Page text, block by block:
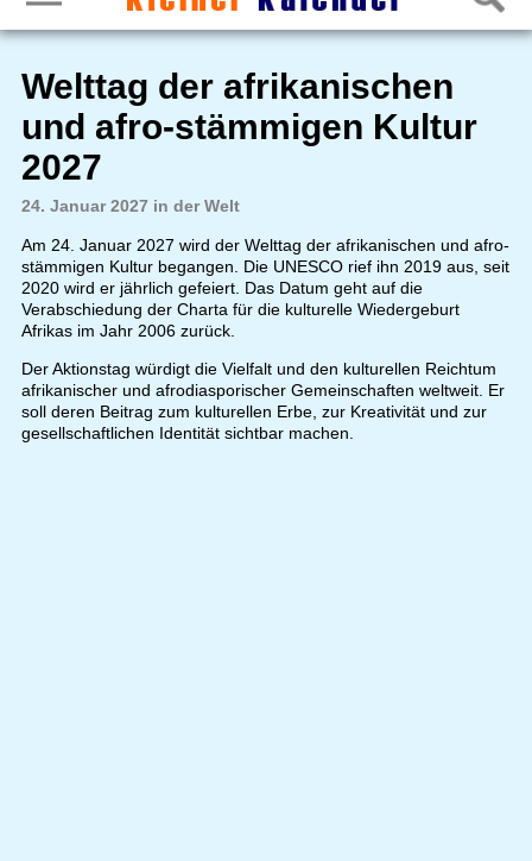
Welttag der afrikanischen
und afro-stämmigen Kultur
2027
24. Januar 2027 in der Welt
Am 24. Januar 2027 wird der Welttag der afrikanischen und afro-
stämmigen Kultur begangen. Die UNESCO rief ihn 2019 aus, seit
2020 wird er jährlich gefeiert. Das Datum geht auf die
Verabschiedung der Charta für die kulturelle Wiedergeburt
Afrikas im Jahr 2006 zurück.
Der Aktionstag würdigt die Vielfalt und den kulturellen Reichtum
afrikanischer und afrodiasporischer Gemeinschaften weltweit. Er
soll deren Beitrag zum kulturellen Erbe, zur Kreativität und zur
gesellschaftlichen Identität sichtbar machen.